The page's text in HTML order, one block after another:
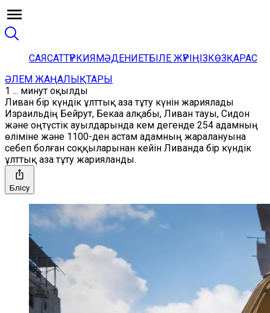
САЯСАТТҮРКИЯМӘДЕНИЕТБІЛЕ ЖҮРІҢІЗКӨЗҚАРАС
ӘЛЕМ ЖАҢАЛЫҚТАРЫ
1 ... минут оқылды
Ливан бір күндік ұлттық аза тұту күнін жариялады
Израильдің Бейрут, Бекаа алқабы, Ливан тауы, Сидон
және оңтүстік ауылдарында кем дегенде 254 адамның
өліміне және 1100-ден астам адамның жаралануына
себеп болған соққыларынан кейін Ливанда бір күндік
ұлттық аза тұту жарияланды.
Бөлісу